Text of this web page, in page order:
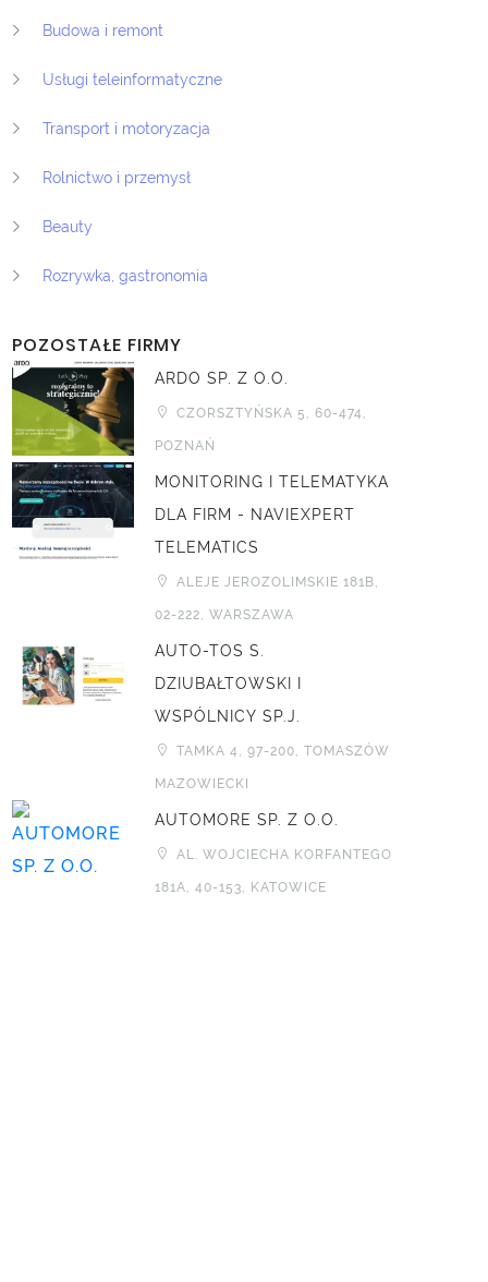
Budowa i remont
Usługi teleinformatyczne
Transport i motoryzacja
Rolnictwo i przemysł
Beauty
Rozrywka, gastronomia
POZOSTAŁE FIRMY
ARDO SP. Z O.O.
CZORSZTYŃSKA 5, 60-474,
POZNAŃ
MONITORING I TELEMATYKA
DLA FIRM - NAVIEXPERT
TELEMATICS
ALEJE JEROZOLIMSKIE 181B,
02-222, WARSZAWA
AUTO-TOS S.
DZIUBAŁTOWSKI I
WSPÓLNICY SP.J.
TAMKA 4, 97-200, TOMASZÓW
MAZOWIECKI
AUTOMORE SP. Z O.O.
AL. WOJCIECHA KORFANTEGO
181A, 40-153, KATOWICE